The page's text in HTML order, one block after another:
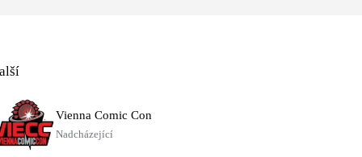
Vienna Comic Con
Nadcházející